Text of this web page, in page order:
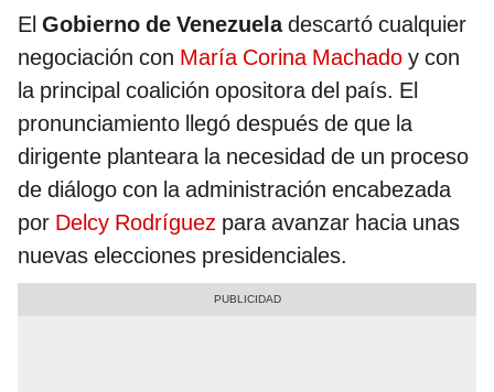
El Gobierno de Venezueladescartó cualquier
negociación con María Corina Machado y con
la principal coalición opositora del país. El
pronunciamiento llegó después de que la
dirigente planteara la necesidad de un proceso
de diálogo con la administración encabezada
por Delcy Rodríguez para avanzar hacia unas
nuevas elecciones presidenciales.